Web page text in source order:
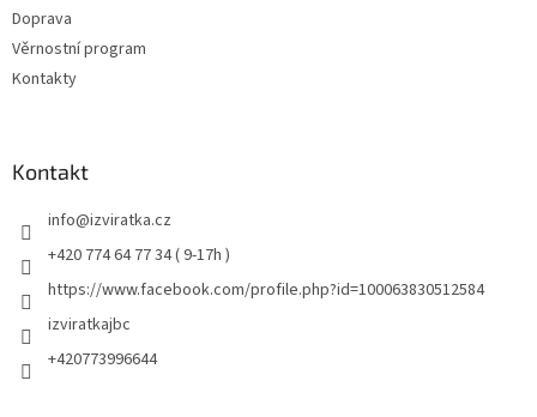
Doprava
Věrnostní program
Kontakty
Kontakt
info@izviratka.cz
+420 774 64 77 34 ( 9-17h )
https://www.facebook.com/profile.php?id=100063830512584
izviratkajbc
+420773996644